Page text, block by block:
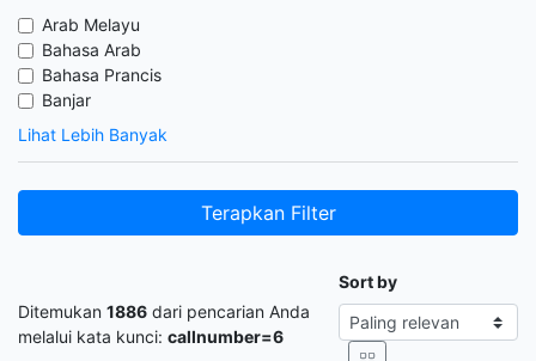
Arab Melayu
Bahasa Arab
Bahasa Prancis
Banjar
Lihat Lebih Banyak
Terapkan Filter
Ditemukan 1886 dari pencarian Anda
melalui kata kunci: callnumber=6
Sort by